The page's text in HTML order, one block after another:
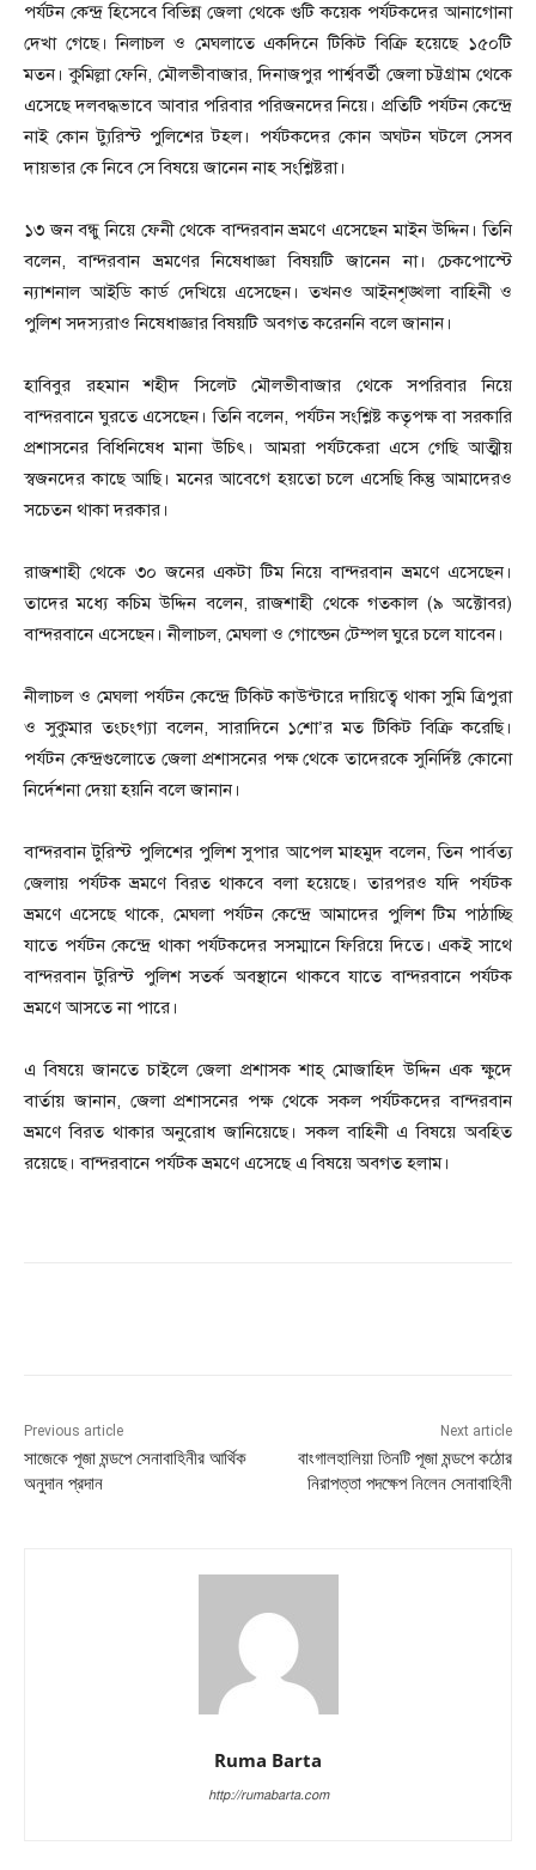
পর্যটন কেন্দ্র হিসেবে বিভিন্ন জেলা থেকে গুটি কয়েক পর্যটকদের আনাগোনা
দেখা গেছে। নিলাচল ও মেঘলাতে একদিনে টিকিট বিক্রি হয়েছে ১৫০টি
মতন। কুমিল্লা ফেনি, মৌলভীবাজার, দিনাজপুর পার্শ্ববর্তী জেলা চট্টগ্রাম থেকে
এসেছে দলবদ্ধভাবে আবার পরিবার পরিজনদের নিয়ে। প্রতিটি পর্যটন কেন্দ্রে
নাই কোন ট্যুরিস্ট পুলিশের টহল। পর্যটকদের কোন অঘটন ঘটলে সেসব
দায়ভার কে নিবে সে বিষয়ে জানেন নাহ সংশ্লিষ্টরা।
১৩ জন বন্ধু নিয়ে ফেনী থেকে বান্দরবান ভ্রমণে এসেছেন মাইন উদ্দিন। তিনি
বলেন, বান্দরবান ভ্রমণের নিষেধাজ্ঞা বিষয়টি জানেন না। চেকপোস্টে
ন্যাশনাল আইডি কার্ড দেখিয়ে এসেছেন। তখনও আইনশৃঙ্খলা বাহিনী ও
পুলিশ সদস্যরাও নিষেধাজ্ঞার বিষয়টি অবগত করেননি বলে জানান।
হাবিবুর রহমান শহীদ সিলেট মৌলভীবাজার থেকে সপরিবার নিয়ে
বান্দরবানে ঘুরতে এসেছেন। তিনি বলেন, পর্যটন সংশ্লিষ্ট কতৃপক্ষ বা সরকারি
প্রশাসনের বিধিনিষেধ মানা উচিৎ। আমরা পর্যটকেরা এসে গেছি আত্মীয়
স্বজনদের কাছে আছি। মনের আবেগে হয়তো চলে এসেছি কিন্তু আমাদেরও
সচেতন থাকা দরকার।
রাজশাহী থেকে ৩০ জনের একটা টিম নিয়ে বান্দরবান ভ্রমণে এসেছেন।
তাদের মধ্যে কচিম উদ্দিন বলেন, রাজশাহী থেকে গতকাল (৯ অক্টোবর)
বান্দরবানে এসেছেন। নীলাচল, মেঘলা ও গোল্ডেন টেম্পল ঘুরে চলে যাবেন।
নীলাচল ও মেঘলা পর্যটন কেন্দ্রে টিকিট কাউন্টারে দায়িত্বে থাকা সুমি ত্রিপুরা
ও সুকুমার তংচংগ্যা বলেন, সারাদিনে ১শো’র মত টিকিট বিক্রি করেছি।
পর্যটন কেন্দ্রগুলোতে জেলা প্রশাসনের পক্ষ থেকে তাদেরকে সুনির্দিষ্ট কোনো
নির্দেশনা দেয়া হয়নি বলে জানান।
বান্দরবান টুরিস্ট পুলিশের পুলিশ সুপার আপেল মাহমুদ বলেন, তিন পার্বত্য
জেলায় পর্যটক ভ্রমণে বিরত থাকবে বলা হয়েছে। তারপরও যদি পর্যটক
ভ্রমণে এসেছে থাকে, মেঘলা পর্যটন কেন্দ্রে আমাদের পুলিশ টিম পাঠাচ্ছি
যাতে পর্যটন কেন্দ্রে থাকা পর্যটকদের সসম্মানে ফিরিয়ে দিতে। একই সাথে
বান্দরবান টুরিস্ট পুলিশ সতর্ক অবস্থানে থাকবে যাতে বান্দরবানে পর্যটক
ভ্রমণে আসতে না পারে।
এ বিষয়ে জানতে চাইলে জেলা প্রশাসক শাহ্ মোজাহিদ উদ্দিন এক ক্ষুদে
বার্তায় জানান, জেলা প্রশাসনের পক্ষ থেকে সকল পর্যটকদের বান্দরবান
ভ্রমণে বিরত থাকার অনুরোধ জানিয়েছে। সকল বাহিনী এ বিষয়ে অবহিত
রয়েছে। বান্দরবানে পর্যটক ভ্রমণে এসেছে এ বিষয়ে অবগত হলাম।
Previous article
সাজেকে পূজা মন্ডপে সেনাবাহিনীর আর্থিক
অনুদান প্রদান
Next article
বাংগালহালিয়া তিনটি পূজা মন্ডপে কঠোর
নিরাপত্তা পদক্ষেপ নিলেন সেনাবাহিনী
Ruma Barta
http://rumabarta.com